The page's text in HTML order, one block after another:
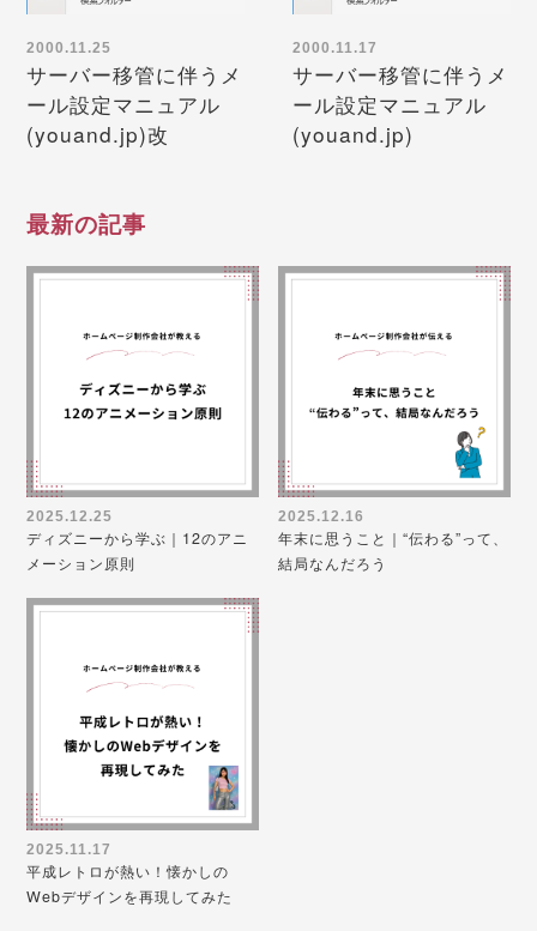
2000.11.25
サーバー移管に伴うメ
ール設定マニュアル
(youand.jp)改
2000.11.17
サーバー移管に伴うメ
ール設定マニュアル
(youand.jp)
最新の記事
2025.12.25
ディズニーから学ぶ｜12のアニ
メーション原則
2025.12.16
年末に思うこと｜“伝わる”って、
結局なんだろう
2025.11.17
平成レトロが熱い！懐かしの
Webデザインを再現してみた